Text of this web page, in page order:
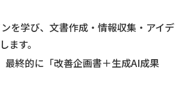
を学び、文書作成・情報収集・アイデ
す。
終的に「改善企画書＋生成AI成果